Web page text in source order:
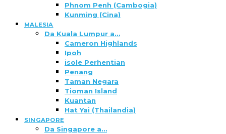
Phnom Penh (Cambogia)
Kunming (Cina)
MALESIA
Da Kuala Lumpur a…
Cameron Highlands
Ipoh
isole Perhentian
Penang
Taman Negara
Tioman Island
Kuantan
Hat Yai (Thailandia)
SINGAPORE
Da Singapore a…